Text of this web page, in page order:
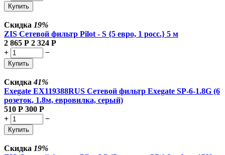
Купить
Скидка 19%
ZIS Сетевой фильтр Pilot - S {5 евро, 1 росс.} 5 м
2 865 Р 2 324 Р
+
−
Купить
Скидка41%
Exegate EX119388RUS Сетевой фильтр Exegate SP-6-1.8G (6
розеток, 1.8м, евровилка, серый)
510 Р 300 Р
+
−
Купить
Скидка 19%